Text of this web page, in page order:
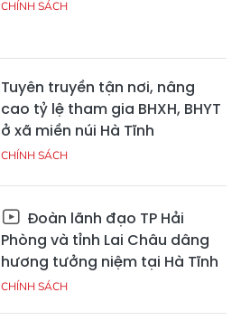
CHÍNH SÁCH
Tuyên truyền tận nơi, nâng
cao tỷ lệ tham gia BHXH, BHYT
ở xã miền núi Hà Tĩnh
CHÍNH SÁCH
Đoàn lãnh đạo TP Hải
Phòng và tỉnh Lai Châu dâng
hương tưởng niệm tại Hà Tĩnh
CHÍNH SÁCH